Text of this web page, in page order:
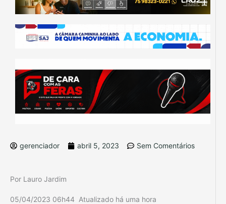
gerenciador abril 5, 2023 Sem Comentários
Por Lauro Jardim
05/04/2023 06h44 Atualizado há uma hora